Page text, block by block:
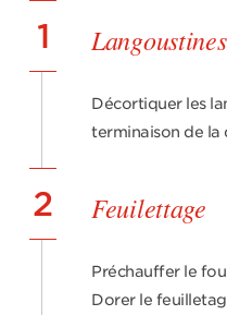
1 Langoustines
Décortiquer les
terminaison de la
2 Feuilettage
Préchauffer le
Dorer le